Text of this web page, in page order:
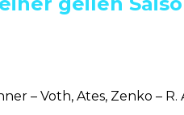
Voth, Ates, Zenko – R.